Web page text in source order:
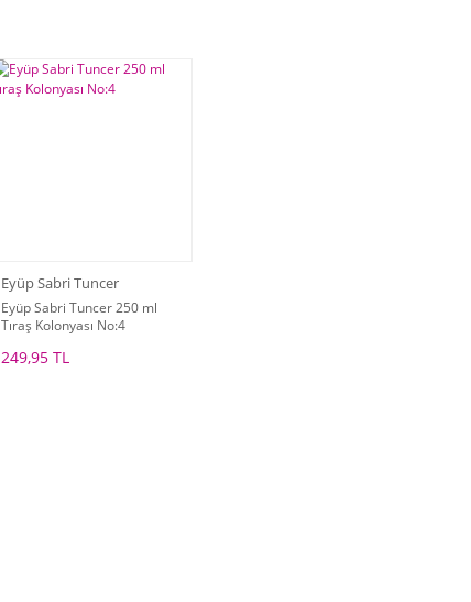
Eyüp Sabri Tuncer
Eyüp Sabri Tuncer 250 ml
Tıraş Kolonyası No:4
249,95 TL